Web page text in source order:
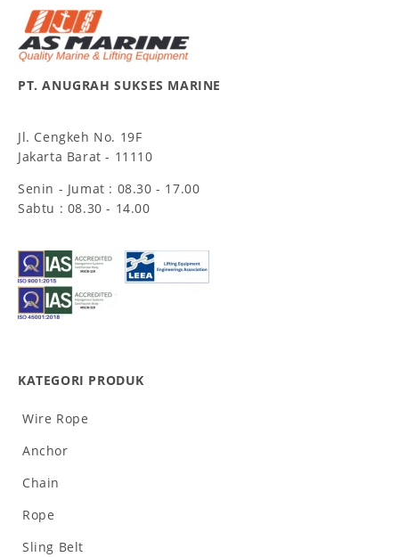
PT. ANUGRAH SUKSES MARINE
Jl. Cengkeh No. 19F
Jakarta Barat - 11110
Senin - Jumat : 08.30 - 17.00
Sabtu : 08.30 - 14.00
KATEGORI PRODUK
Wire Rope
Anchor
Chain
Rope
Sling Belt